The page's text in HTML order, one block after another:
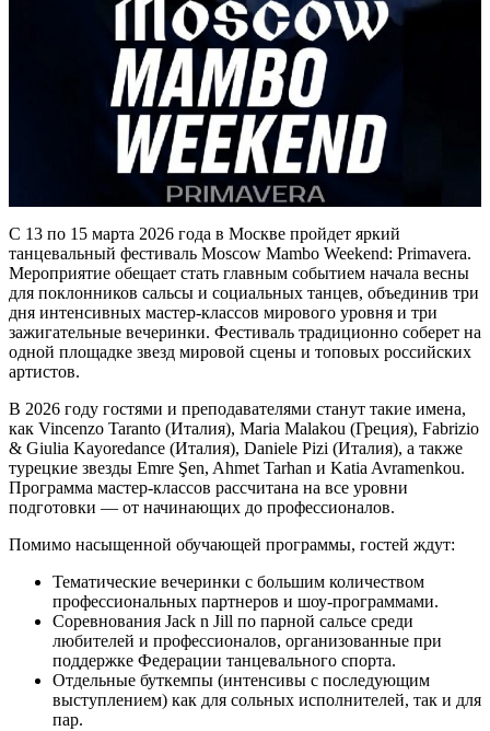
С 13 по 15 марта 2026 года в Москве пройдет яркий
танцевальный фестиваль Moscow Mambo Weekend: Primavera.
Мероприятие обещает стать главным событием начала весны
для поклонников сальсы и социальных танцев, объединив три
дня интенсивных мастер-классов мирового уровня и три
зажигательные вечеринки. Фестиваль традиционно соберет на
одной площадке звезд мировой сцены и топовых российских
артистов.
В 2026 году гостями и преподавателями станут такие имена,
как Vincenzo Taranto (Италия), Maria Malakou (Греция), Fabrizio
& Giulia Kayoredance (Италия), Daniele Pizi (Италия), а также
турецкие звезды Emre Şen, Ahmet Tarhan и Katia Avramenkou.
Программа мастер-классов рассчитана на все уровни
подготовки — от начинающих до профессионалов.
Помимо насыщенной обучающей программы, гостей ждут:
Тематические вечеринки с большим количеством
профессиональных партнеров и шоу-программами.
Соревнования Jack n Jill по парной сальсе среди
любителей и профессионалов, организованные при
поддержке Федерации танцевального спорта.
Отдельные буткемпы (интенсивы с последующим
выступлением) как для сольных исполнителей, так и для
пар.